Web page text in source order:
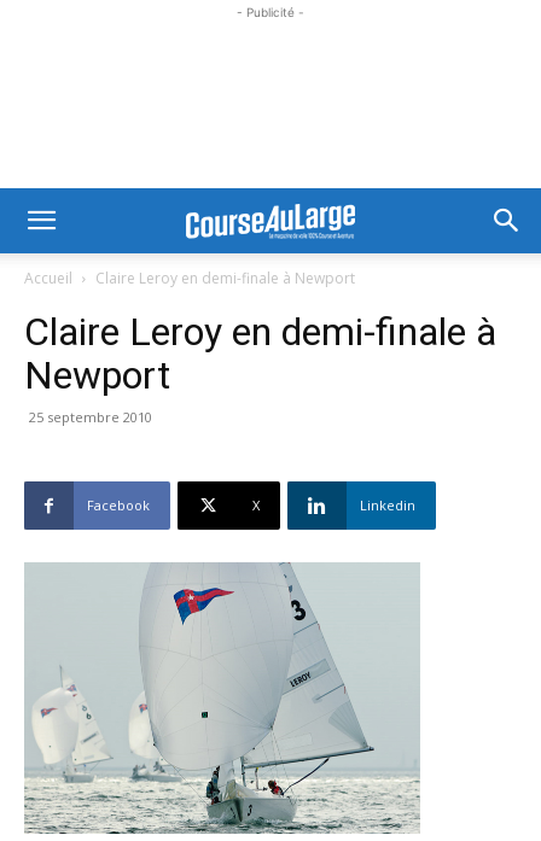
- Publicité -
Accueil Claire Leroy en demi-finale à Newport
Claire Leroy en demi-finale à
Newport
25 septembre 2010
Facebook X Linkedin